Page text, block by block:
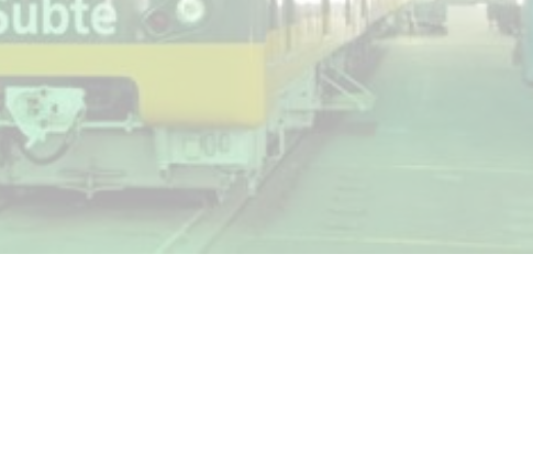
los cambios sin fin al proyecto de
la línea F
de baja la
estación Nordelta